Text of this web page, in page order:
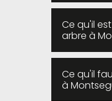
Ce qu'il
arbre à
Ce qu'il
à